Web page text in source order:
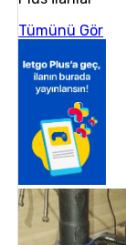
Tümünü Gör